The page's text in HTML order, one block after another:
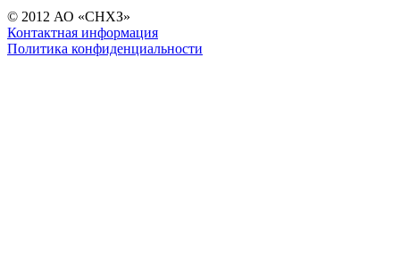
© 2012 АО «СНХЗ»
Контактная информация
Политика конфиденциальности